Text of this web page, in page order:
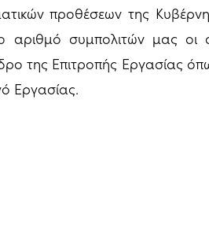
προθέσεων της
συμπολιτών μας οι
της Επιτροπής Εργασίας
Εργασίας.